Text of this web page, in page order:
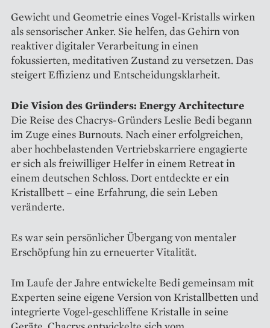
Gewicht und Geometrie eines Vogel-Kristalls wirken
als sensorischer Anker. Sie helfen, das Gehirn von
reaktiver digitaler Verarbeitung in einen
fokussierten, meditativen Zustand zu versetzen. Das
steigert Effizienz und Entscheidungs­klarheit.
Die Vision des Gründers: Energy Architecture
Die Reise des Chacrys-Gründers Leslie Bedi begann
im Zuge eines Burnouts. Nach einer erfolgreichen,
aber hochbelastenden Vertriebskarriere engagierte
er sich als freiwilliger Helfer in einem Retreat in
einem deutschen Schloss. Dort entdeckte er ein
Kristallbett – eine Erfahrung, die sein Leben
veränderte.
Es war sein persönlicher Übergang von mentaler
Erschöpfung hin zu erneuerter Vitalität.
Im Laufe der Jahre entwickelte Bedi gemeinsam mit
Experten seine eigene Version von Kristallbetten und
integrierte Vogel-geschliffene Kristalle in seine